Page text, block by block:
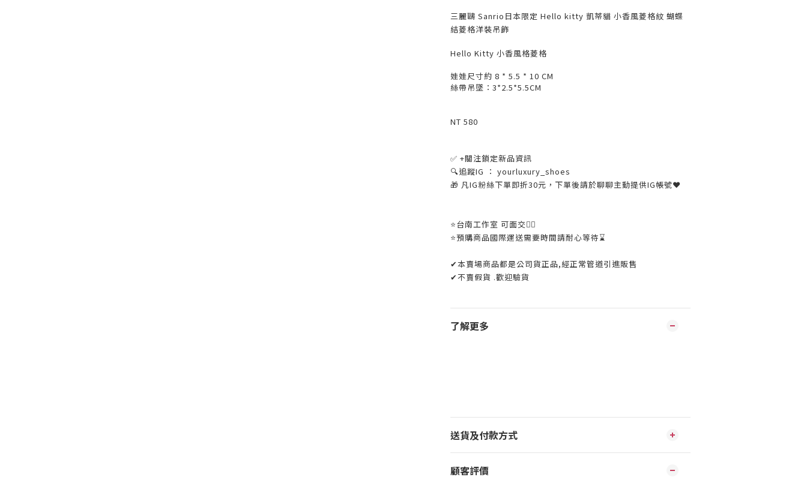
三麗鷗 Sanrio日本限定 Hello kitty 凱蒂貓 小香風菱格紋 蝴蝶
結菱格洋裝吊飾
Hello Kitty 小香風格菱格
娃娃尺寸約 8 * 5.5 * 10 CM
絲帶吊墜：3*2.5*5.5CM
NT 580
✅ +關注鎖定新品資訊
🔍追蹤IG ： yourluxury_shoes
🎁 凡IG粉絲下單即折30元，下單後請於聊聊主動提供IG帳號❤
⭐️台南工作室 可面交👌🏼
⭐️預購商品國際運送需要時間請耐心等待⌛️
✔本賣場商品都是公司貨正品,經正常管道引進販售
✔不賣假貨 .歡迎驗貨
了解更多
送貨及付款方式
顧客評價